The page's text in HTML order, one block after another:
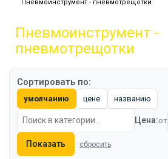
Пневмоинструмент - пневмотрещотки
Пневмоинструмент -
пневмотрещотки
Сортировать по:
умолчанию цене названию
Цена:от
Показать сбросить